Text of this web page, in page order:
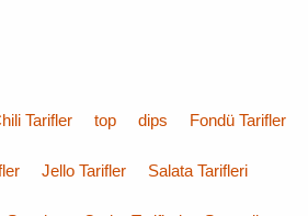
Tarifler top dips Fondü Tarifler
Jello Tarifler Salata Tarifleri